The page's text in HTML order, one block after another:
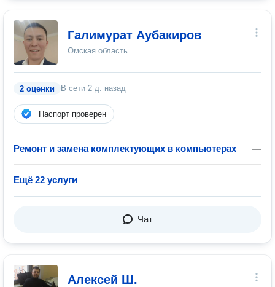
Галимурат Аубакиров
Омская область
2 оценки В сети 2 д. назад
Паспорт проверен
Ремонт и замена комплектующих в компьютерах —
Ещё 22 услуги
Чат
Алексей Ш.